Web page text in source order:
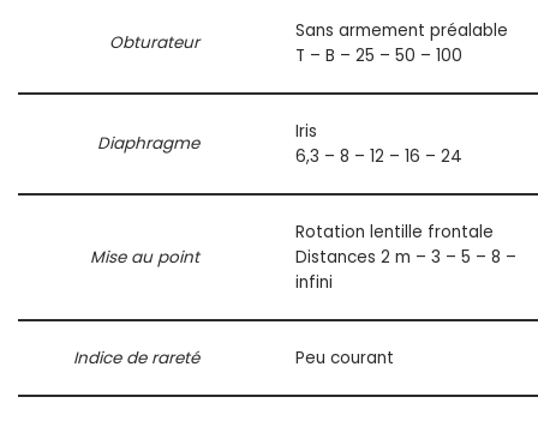
Obturateur
Sans armement préalable
T – B – 25 – 50 – 100
Diaphragme
Iris
6,3 – 8 – 12 – 16 – 24
Mise au point
Rotation lentille frontale
Distances 2 m – 3 – 5 – 8 –
infini
Indice de rareté Peu courant